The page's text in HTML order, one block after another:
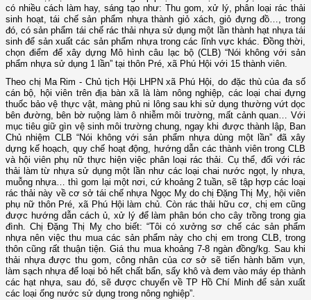
có nhiều cách làm hay, sáng tạo như: Thu gom, xử lý, phân loại rác thải
sinh hoạt, tái chế sản phẩm nhựa thành giỏ xách, giỏ đựng đồ…, trong
đó, có sản phẩm tái chế rác thải nhựa sử dụng một lần thành hạt nhựa tái
sinh để sản xuất các sản phẩm nhựa trong các lĩnh vực khác. Đồng thời,
chọn điểm để xây dựng Mô hình câu lạc bộ (CLB) “Nói không với sản
phẩm nhựa sử dụng 1 lần” tại thôn Pré, xã Phú Hội với 15 thành viên.
Theo chị Ma Rim - Chủ tịch Hội LHPN xã Phú Hội, do đặc thù của đa số
cán bộ, hội viên trên địa bàn xã là làm nông nghiệp, các loại chai đựng
thuốc bảo vệ thực vật, màng phủ ni lông sau khi sử dụng thường vứt dọc
bên đường, bên bờ ruộng làm ô nhiễm môi trường, mất cảnh quan… Với
mục tiêu giữ gìn vệ sinh môi trường chung, ngay khi được thành lập, Ban
Chủ nhiệm CLB “Nói không với sản phẩm nhựa dùng một lần” đã xây
dựng kế hoạch, quy chế hoạt động, hướng dẫn các thành viên trong CLB
và hội viên phụ nữ thực hiện việc phân loại rác thải. Cụ thể, đối với rác
thải làm từ nhựa sử dụng một lần như các loại chai nước ngọt, ly nhựa,
muỗng nhựa… thì gom lại một nơi, cứ khoảng 2 tuần, sẽ tập hợp các loại
rác thải này về cơ sở tái chế nhựa Ngọc Mỵ do chị Đặng Thị Mỵ, hội viên
phụ nữ thôn Pré, xã Phú Hội làm chủ. Còn rác thải hữu cơ, chị em cũng
được hướng dẫn cách ủ, xử lý để làm phân bón cho cây trồng trong gia
đình. Chị Đặng Thị Mỵ cho biết: “Tôi có xưởng sơ chế các sản phẩm
nhựa nên việc thu mua các sản phẩm này cho chị em trong CLB, trong
thôn cũng rất thuận tiện. Giá thu mua khoảng 7-8 ngàn đồng/kg. Sau khi
thải nhựa được thu gom, công nhân của cơ sở sẽ tiến hành băm vụn,
làm sạch nhựa để loại bỏ hết chất bẩn, sấy khô và đem vào máy ép thành
các hạt nhựa, sau đó, sẽ được chuyển về TP Hồ Chí Minh để sản xuất
các loại ống nước sử dụng trong nông nghiệp”.